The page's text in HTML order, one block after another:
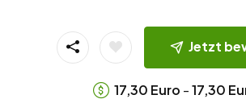
Jetzt
17,30 Euro -17,30